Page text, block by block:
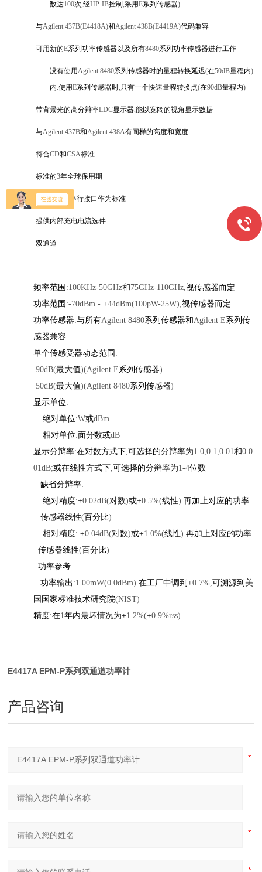
数达100次,经HP-IB控制,采用E系列传感器)
与Agilent 437B(E4418A)和Agilent 438B(E4419A)代码兼容
可用新的E系列功率传感器以及所有8480系列功率传感器进行工作
没有使用Agilent 8480系列传感器时的量程转换延迟(在50dB量程内)
内.使用E系列传感器时,只有一个快速量程转换点(在90dB量程内)
带背景光的高分辩率LDC显示器,能以宽阔的视角显示数据
与Agilent 437B和Agilent 438A有同样的高度和宽度
符合CD和CSA标准
标准的3年全球保用期
RS-232/422 串行接口作为标准
提供内部充电电流选件
双通道
频率范围 :100KHz-50GHz和 75GHz-110GHz,视传感器而定
功率范围 :-70dBm - +44dBm(100pW-25W),视传感器而定
功率传感器:与所有Agilent 8480系列传感器和Agilent E系列传
感器兼容
单个传感受器动态范围 :
90dB(最大值)(Agilent E系列传感器)
50dB(最大值)(Agilent 8480系列传感器)
显示单位:
绝对单位:W或dBm
相对单位:面分数或dB
显示分辩率:在对数方式下,可选择的分辩率为1.0,0.1,0.01和0.0
01dB;或在线性方式下,可选择的分辩率为1-4位数
缺省分辩率:
绝对精度:±0.02dB(对数)或±0.5%(线性).再加上对应的功率
传感器线性(百分比)
相对精度:±0.04dB(对数)或±1.0%(线性).再加上对应的功率
传感器线性(百分比)
功率参考
功率输出 :1.00mW(0.0dBm).在工厂中调到±0.7%,可溯源到美
国国家标准技术研究院(NIST)
精度:在1年内最坏情况为±1.2%(±0.9%rss)
E4417A EPM-P系列双通道功率计
产品咨询